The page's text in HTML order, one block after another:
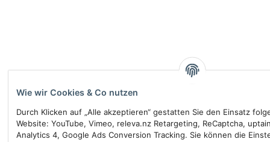
Wie wir Cookies & Co nutzen
Durch Klicken auf „Alle akzeptieren“ gestatten Sie den Einsatz
Website: YouTube, Vimeo, releva.nz Retargeting, ReCaptcha,
Analytics 4, Google Ads Conversion Tracking. Sie können die